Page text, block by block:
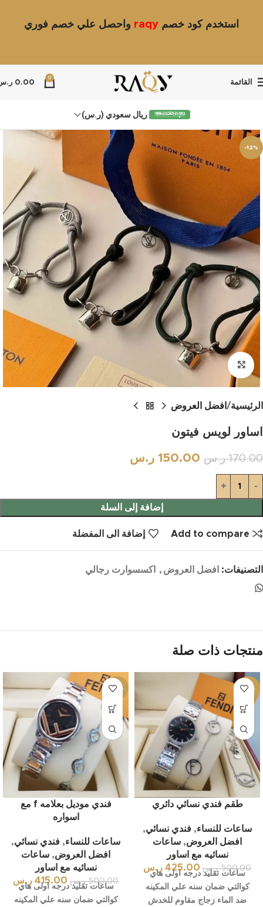
استخدم كود خصم raqy واحصل علي خصم فوري
القائمة
0
0.00
ريال سعودي (ر.س)
-12%
اضغط للتكبير
الرئيسية افضل العروض
اساور لويس فيتون
170.00 ر.س 150.00 ر.س
إضافة إلى السلة
Add to compare إضافة الى المفضلة
التصنيفات: افضل العروض , اكسسوارت رجالي
منتجات ذات صلة
-15%
طقم فندي نسائي دائري
ساعات للنساء, فندي نسائي,
افضل العروض, ساعات
نسائيه مع اساور
500.00 ر.س 425.00 ر.س
ساعات تقليد درجه اولى هاي
كوالتي ضمان سنه علي المكينه
ضد الماء زجاج مقاوم للخدش
-17%
فندي موديل بعلامه f مع
اسواره
ساعات للنساء, فندي نسائي,
افضل العروض, ساعات
نسائيه مع اساور
500.00 ر.س 415.00 ر.س
ساعات تقليد درجه اولى هاي
كوالتي ضمان سنه علي المكينه